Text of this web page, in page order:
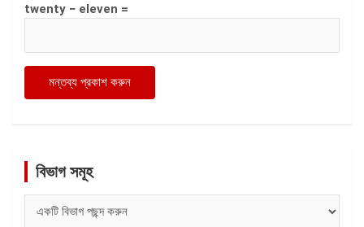
twenty − eleven =
বিভাগ সমূহ
সমূহ